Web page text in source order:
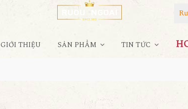
GIỚI THIỆU SẢN PHẨM TIN TỨC